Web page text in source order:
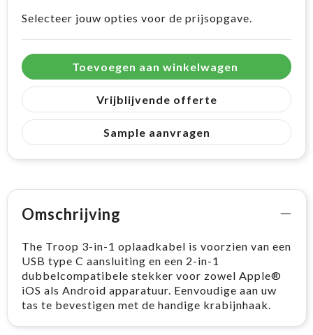
Selecteer jouw opties voor de prijsopgave.
Toevoegen aan winkelwagen
Vrijblijvende offerte
Sample aanvragen
Omschrijving
The Troop 3-in-1 oplaadkabel is voorzien van een
USB type C aansluiting en een 2-in-1
dubbelcompatibele stekker voor zowel Apple®
iOS als Android apparatuur. Eenvoudige aan uw
tas te bevestigen met de handige krabijnhaak.